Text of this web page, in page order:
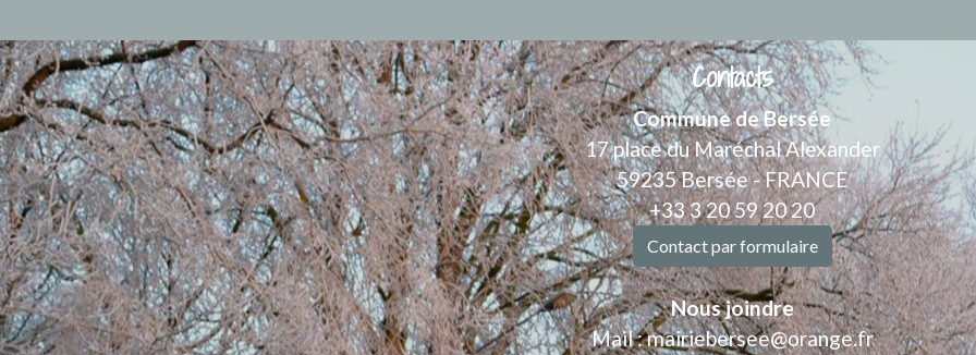
Contacts
Commune de Bersée
17 place du Maréchal Alexander
59235 Bersée - FRANCE
+33 3 20 59 20 20
Contact par formulaire
Nous joindre
Mail : mairiebersee@orange.fr